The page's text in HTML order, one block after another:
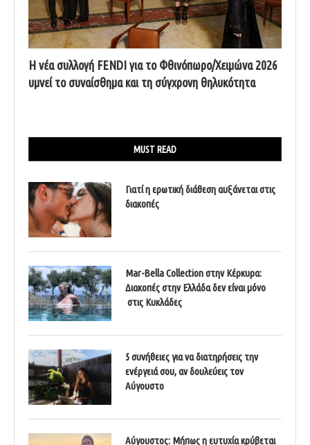
Η νέα συλλογή FENDI για το Φθινόπωρο/Χειμώνα 2026
υμνεί το συναίσθημα και τη σύγχρονη θηλυκότητα
MUST READ
Γιατί η ερωτική διάθεση αυξάνεται στις
διακοπές
Mar-Bella Collection στην Κέρκυρα:
Διακοπές στην Ελλάδα δεν είναι μόνο
στις Κυκλάδες
5 συνήθειες για να διατηρήσεις την
ενέργειά σου, αν δουλεύεις τον
Αύγουστο
Αύγουστος: Μήπως η ευτυχία κρύβεται